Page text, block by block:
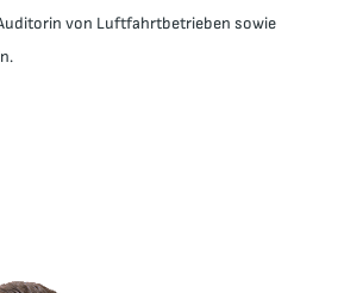
von Luftfahrtbetrieben sowie